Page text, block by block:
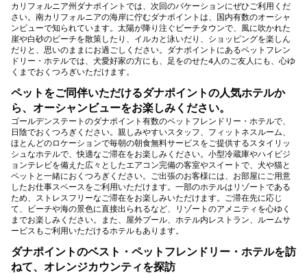
カリフォルニア州ダナポイントでは、次回のバケーションにぜひご利用くだ
さい。南カリフォルニアの海岸に佇むダナポイントは、国内有数のオーシャ
ンビューで知られています。太陽が降り注ぐビーチタウンで、風に吹かれた
崖や白砂のビーチを散策したり、イルカと泳いだり、ショッピングを楽しん
だりと、思いのままにお過ごしください。ダナポイントにあるペットフレン
ドリー・ホテルでは、犬愛好家の方にも、足をのせた4人のご友人にも、心ゆ
くまでおくつろぎいただけます。
ペットをご同伴いただけるダナポイントの人気ホテルか
ら、オーシャンビューをお楽しみください。
ゴールデンステートのダナポイント有数のペットフレンドリー・ホテルで、
日陰でおくつろぎください。親しみやすいスタッフ、フィットネスルーム、
ほとんどのロケーションで毎朝の朝食無料サービスをご提供するスタイリッ
シュなホテルで、快適なご滞在をお楽しみください。小型冷蔵庫やハイビジ
ョンテレビを備えた広々としたエアコン完備の客室やスイートで、犬や猫と
ペットと一緒におくつろぎください。ご出張のお客様には、お部屋にご用意
したお仕事スペースをご利用いただけます。一部のホテルはリゾートである
ため、ストレスフリーなご滞在をお楽しみいただけます。ご滞在先に応じ
て、ビーチや海の景色に直接出られるなど、リゾートのアメニティを心ゆく
までお楽しみください。また、屋外プール、ホテル内レストラン、ルームサ
ービスもご利用いただけるホテルもあります。
ダナポイントのベスト・ペットフレンドリー・ホテルを訪
ねて、オレンジカウンティを探訪